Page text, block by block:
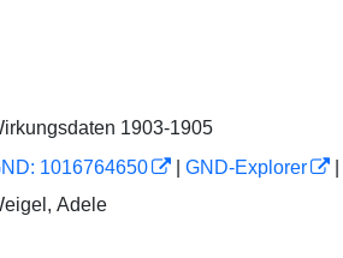
1903-1905
1016764650 GND-Explorer
Adele